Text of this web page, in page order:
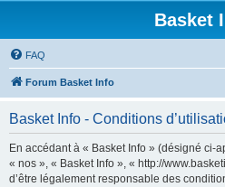
Basket
FAQ
Forum Basket Info
Basket Info - Conditions
En accédant à « Basket Info » (désigné ci-
« nos », « Basket Info », « http://
d’être légalement responsable des